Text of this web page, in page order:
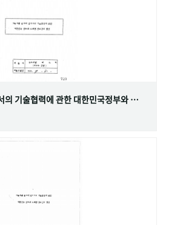
가족계획 분야에 있어서의 기술협력에 관한 대한민국정부와 스웨덴 정부간의 협정